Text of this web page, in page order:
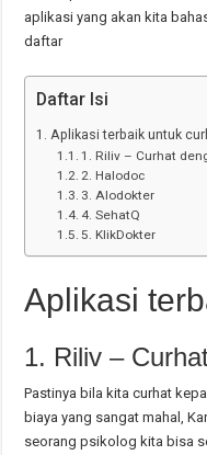
aplikasi yang akan kita
daftar
Daftar Isi
Aplikasi terbaik untuk
1. Riliv – Curhat
2. Halodoc
3. Alodokter
4. SehatQ
5. KlikDokter
Aplikasi
1. Riliv –
Pastinya bila kita curhat
biaya yang sangat mahal,
seorang psikolog kita bisa